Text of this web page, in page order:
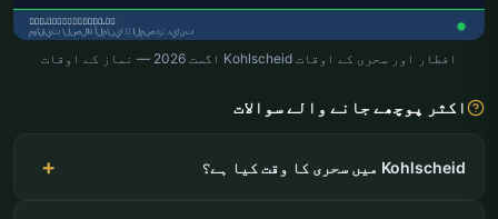
افطار اور سحری کے اوقات Kohlscheid اگست 2026 — نماز کے اوقات
اکثر پوچھے جانے والے سوالات
Kohlscheid میں سحری کا وقت کیا ہے؟